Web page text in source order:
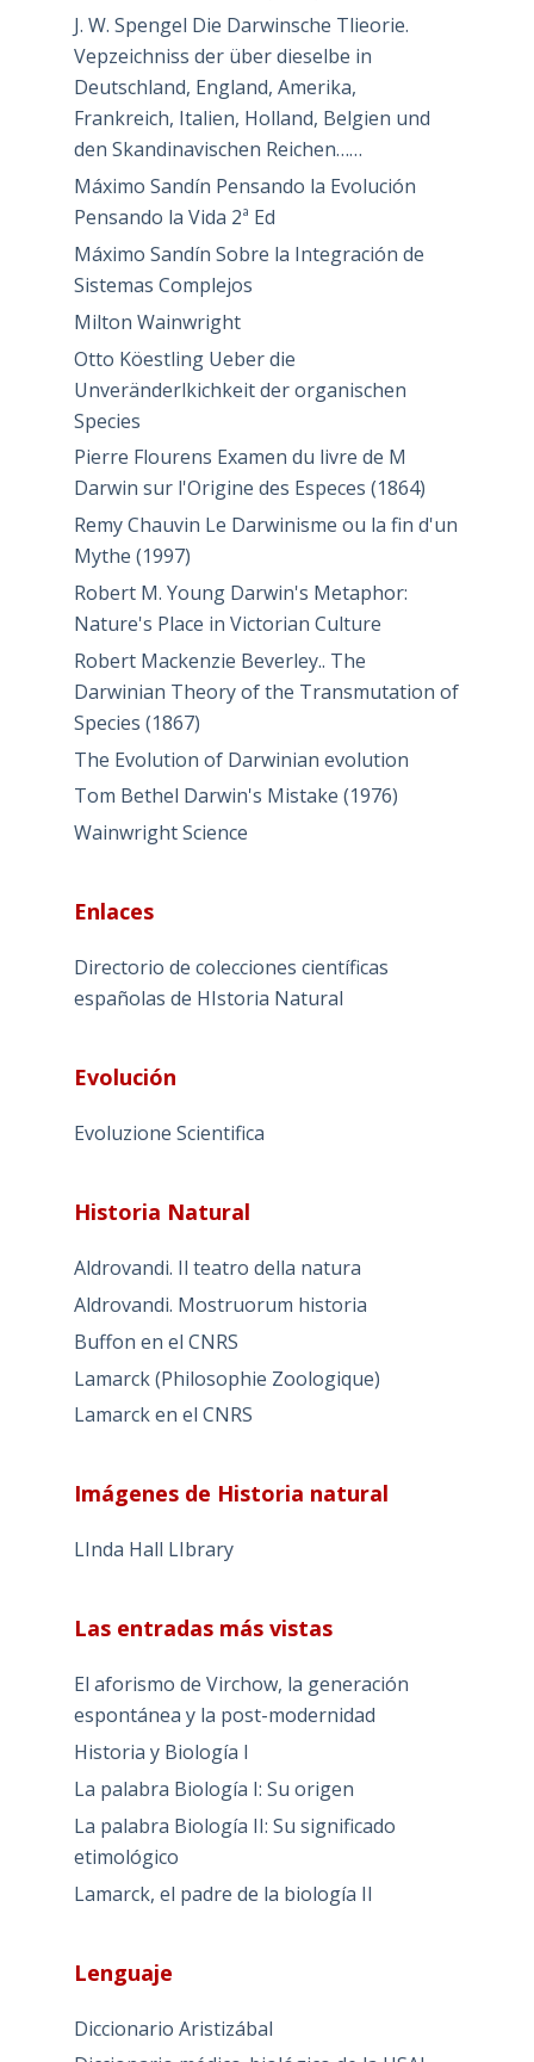
J. W. Spengel Die Darwinsche Tlieorie.
Vepzeichniss der über dieselbe in
Deutschland, England, Amerika,
Frankreich, Italien, Holland, Belgien und
den Skandinavischen Reichen……
Máximo Sandín Pensando la Evolución
Pensando la Vida 2ª Ed
Máximo Sandín Sobre la Integración de
Sistemas Complejos
Milton Wainwright
Otto Köestling Ueber die
Unveränderlkichkeit der organischen
Species
Pierre Flourens Examen du livre de M
Darwin sur l'Origine des Especes (1864)
Remy Chauvin Le Darwinisme ou la fin d'un
Mythe (1997)
Robert M. Young Darwin's Metaphor:
Nature's Place in Victorian Culture
Robert Mackenzie Beverley.. The
Darwinian Theory of the Transmutation of
Species (1867)
The Evolution of Darwinian evolution
Tom Bethel Darwin's Mistake (1976)
Wainwright Science
Enlaces
Directorio de colecciones científicas
españolas de HIstoria Natural
Evolución
Evoluzione Scientifica
Historia Natural
Aldrovandi. Il teatro della natura
Aldrovandi. Mostruorum historia
Buffon en el CNRS
Lamarck (Philosophie Zoologique)
Lamarck en el CNRS
Imágenes de Historia natural
LInda Hall LIbrary
Las entradas más vistas
El aforismo de Virchow, la generación
espontánea y la post-modernidad
Historia y Biología I
La palabra Biología I: Su origen
La palabra Biología II: Su significado
etimológico
Lamarck, el padre de la biología II
Lenguaje
Diccionario Aristizábal